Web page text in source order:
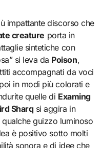
impattante discorso che
creature porta in
sintetiche con
si leva da Poison,
accompagnati da voci
in modi più colorati e
quelle di Examing
Sharq si aggira in
guizzo luminoso
è positivo sotto molti
sonora e di idee che